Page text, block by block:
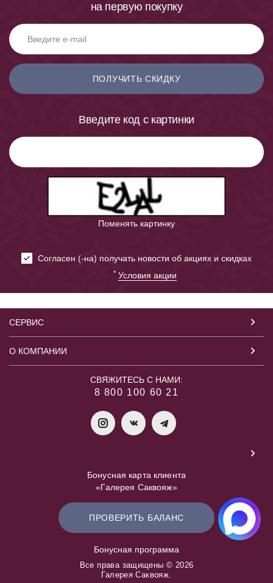
на первую покупку
ПОЛУЧИТЬ СКИДКУ
Введите код с картинки
Поменять картинку
Cогласен (-на) получать новости об акциях и скидках
* Условия акции
СЕРВИС
О КОМПАНИИ
СВЯЖИТЕСЬ С НАМИ:
8 800 100 60 21
Бонусная карта клиента
«Галерея Саквояж»
ПРОВЕРИТЬ БАЛАНС
Бонусная программа
Все права защищены © 2026
Галерея Саквояж.